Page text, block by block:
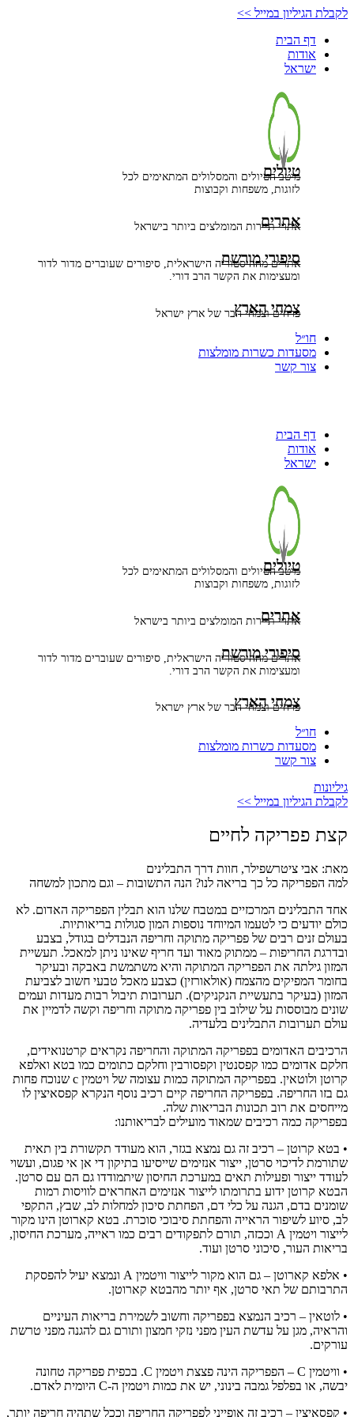
דלג
לקבלת הגיליון במייל >>
דף הבית
אודות
ישראל
טיולים
מיטב הטיולים והמסלולים המתאימים לכל
לזוגות, משפחות וקבוצות
אתרים
אתרי תיירות המומלצים ביותר בישראל
סיפורי מורשת
אתרים מההיסטוריה הישראלית, סיפורים שעוברים מדור לדור
ומעצימות את הקשר הרב דורי.
צמחי הארץ
פרחים וצמחי הבר של ארץ ישראל
חו״ל
מסעדות כשרות מומלצות
צור קשר
דף הבית
אודות
ישראל
טיולים
מיטב הטיולים והמסלולים המתאימים לכל
לזוגות, משפחות וקבוצות
אתרים
אתרי תיירות המומלצים ביותר בישראל
סיפורי מורשת
אתרים מההיסטוריה הישראלית, סיפורים שעוברים מדור לדור
ומעצימות את הקשר הרב דורי.
צמחי הארץ
פרחים וצמחי הבר של ארץ ישראל
חו״ל
מסעדות כשרות מומלצות
צור קשר
גיליונות
לקבלת הגיליון במייל >>
קצת פפריקה לחיים
מאת: אבי ציטרשפילר, חוות דרך התבלינים
למה הפפריקה כל כך בריאה לנו? הנה התשובות – וגם מתכון למשחה
אחד התבלינים המרכזיים במטבח שלנו הוא תבלין הפפריקה האדום. לא
כולם יודעים כי לטעמו המיוחד נוספות המון סגולות בריאותיות.
בעולם זנים רבים של פפריקה מתוקה וחריפה הנבדלים בגודל, בצבע
ובדרגת החריפות – ממתוק מאוד ועד חריף שאינו ניתן למאכל. תעשיית
המזון גילתה את הפפריקה המתוקה והיא משתמשת באבקה ובעיקר
בחומר המפיקים מהצמח (אולאורזין) כצבע מאכל טבעי חשוב לצביעת
המזון (בעיקר בתעשיית הנקניקים). תערובות תיבול רבות מעדות ועמים
שונים מבוססות על שילוב בין פפריקה מתוקה וחריפה וקשה לדמיין את
עולם תערובות התבלינים בלעדיה.
הרכיבים האדומים בפפריקה המתוקה והחריפה נקראים קרטנואידים,
חלקם אדומים כמו קפסנטין וקפסורבין וחלקם כתומים כמו בטא ואלפא
קרוטן ולוטאין. בפפריקה המתוקה כמות עצומה של ויטמין c שנוכח פחות
גם בזו החריפה. בפפריקה החריפה קיים רכיב נוסף הנקרא קפסאיצין לו
מייחסים את רוב תכונות הבריאות שלה.
בפפריקה כמה רכיבים שמאוד מועילים לבריאותנו:
• בטא קרוטן – רכיב זה גם נמצא בגזר, הוא מעודד תקשורת בין תאית
שתורמת לדיכוי סרטן, ייצור אנזימים שייסיעו בתיקון די אן אי פגום, ועשוי
לעודד ייצור ופעילות תאים במערכת החיסון שיתמודדו גם הם עם סרטן.
הבטא קרוטן ידוע בתרומתו לייצור אנזימים האחראים לוויסות רמות
שומנים בדם, הגנה על כלי דם, הפחתת סיכון למחלות לב, שבץ, התקפי
לב, סיוע לשיפור הראייה והפחתת סיבוכי סוכרת. בטא קארוטן הינו מקור
לייצור ויטמין A וככזה, תורם לתפקודים רבים כמו ראייה, מערכת החיסון,
בריאות העור, סיכוני סרטן ועוד.
• אלפא קארוטן – גם הוא מקור לייצור וויטמין A ונמצא יעיל להפסקת
התרבותם של תאי סרטן, אף יותר מהבטא קארוטן.
• לוטאין – רכיב הנמצא בפפריקה וחשוב לשמירת בריאות העיניים
והראיה, מגן על עדשת העין מפני נזקי חמצון ותורם גם להגנה מפני טרשת
עורקים.
• וויטמין C – הפפריקה הינה פצצת ויטמין C. בכפית פפריקה טחונה
יבשה, או בפלפל גמבה בינוני, יש את כמות ויטמין ה-C היומית לאדם.
• קפסאיצין – רכיב זה אופייני לפפריקה החריפה וככל שתהיה חריפה יותר,